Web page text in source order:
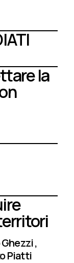
la
Ghezzi
Piatti